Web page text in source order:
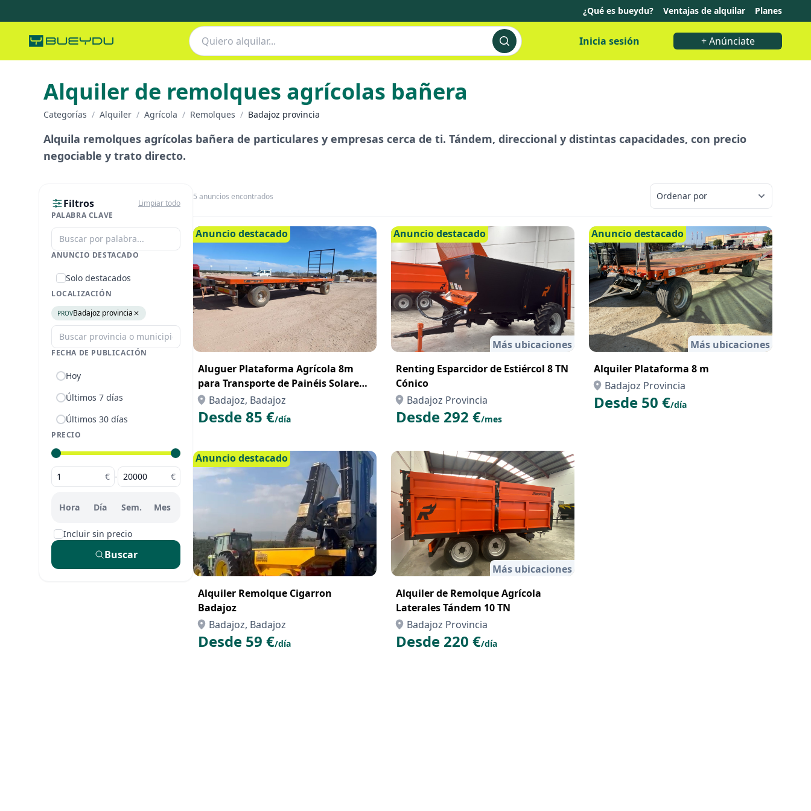
¿Qué es bueydu? Ventajas de alquilar Planes
Inicia sesión + Anúnciate
Alquiler de remolques agrícolas bañera
Categorías / Alquiler / Agrícola / Remolques / Badajoz provincia
Alquila remolques agrícolas bañera de particulares y empresas cerca de ti. Tándem, direccional y distintas capacidades, con precio
negociable y trato directo.
Filtros
Limpiar todo
PALABRA CLAVE
ANUNCIO DESTACADO
Solo destacados
LOCALIZACIÓN
PROVBadajoz provincia
FECHA DE PUBLICACIÓN
Hoy
Últimos 7 días
Últimos 30 días
PRECIO
€ - €
Hora Día Sem. Mes
Incluir sin precio
Buscar
5 anuncios encontrados
Anuncio destacado
Aluguer Plataforma Agrícola 8m
para Transporte de Painéis Solares –
Parques Fotovoltaicos Portugal
Badajoz, Badajoz
Desde 85 €/día
Anuncio destacado
Más ubicaciones
Renting Esparcidor de Estiércol 8 TN
Cónico
Badajoz Provincia
Desde 292 €/mes
Anuncio destacado
Más ubicaciones
Alquiler Plataforma 8 m
Badajoz Provincia
Desde 50 €/día
Anuncio destacado
Alquiler Remolque Cigarron
Badajoz
Badajoz, Badajoz
Desde 59 €/día
Más ubicaciones
Alquiler de Remolque Agrícola
Laterales Tándem 10 TN
Badajoz Provincia
Desde 220 €/día